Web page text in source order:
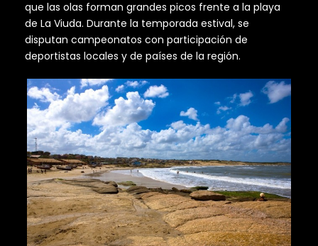
que las olas forman grandes picos frente a la playa
de La Viuda. Durante la temporada estival, se
disputan campeonatos con participación de
deportistas locales y de países de la región.